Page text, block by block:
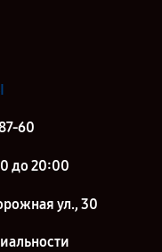
60
до 20:00
ул., 30